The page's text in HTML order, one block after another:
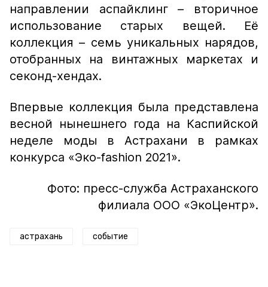
направлении аспайклинг – вторичное
использование старых вещей. Её
коллекция – семь уникальных нарядов,
отобранных на винтажных маркетах и
секонд-хендах.
Впервые коллекция была представлена
весной нынешнего года на Каспийской
неделе моды в Астрахани в рамках
конкурса «Эко-fashion 2021».
Фото: пресс-служба Астраханского
филиала ООО «ЭкоЦентр».
астрахань событие